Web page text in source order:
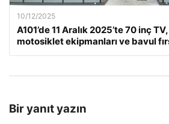
10/12/2025
A101’de 11 Aralık 2025’te 70 inç
motosiklet ekipmanları ve bavul
Bir yanıt yazın